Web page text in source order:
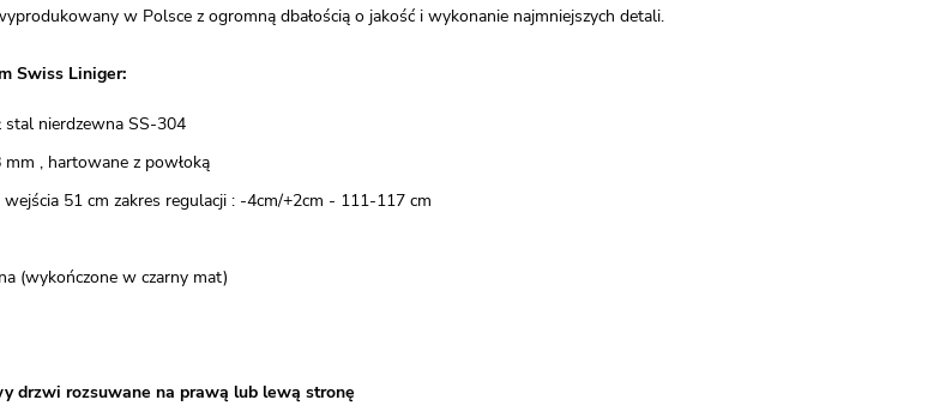
w Polsce z ogromną dbałością o jakość i wykonanie najmniejszych detali.
Swiss Liniger:
stal nierdzewna SS-304
mm , hartowane z powłoką
51 cm zakres regulacji : -4cm/+2cm - 111-117 cm
(wykończone w czarny mat)
drzwi rozsuwane na prawą lub lewą stronę